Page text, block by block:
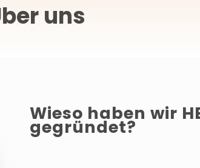
uns
Wieso haben wir
gegründet?